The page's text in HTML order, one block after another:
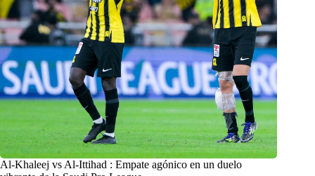
Al-Khaleej vs Al-Ittihad : Empate agónico en un duelo